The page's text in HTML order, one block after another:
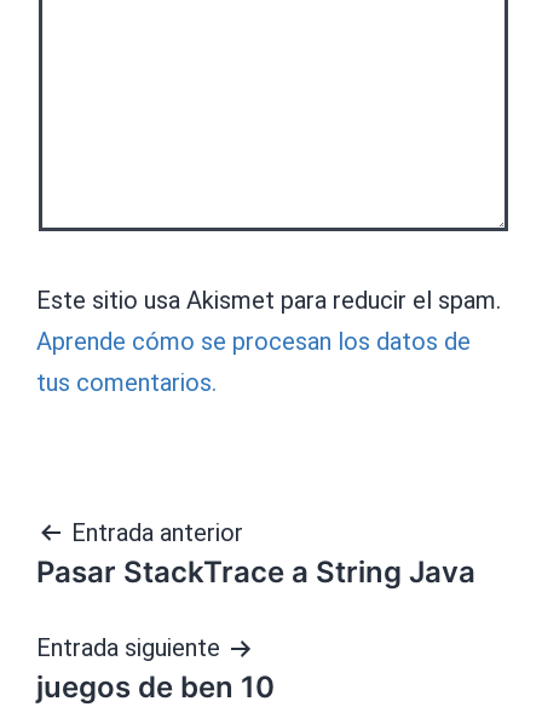
Este sitio usa Akismet para reducir el spam.
Aprende cómo se procesan los datos de
tus comentarios.
Navegación
de
entradas
Entrada anterior
Pasar StackTrace a String Java
Entrada siguiente
juegos de ben 10